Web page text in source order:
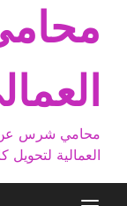
محامي شرس عن
العمالية لتحويل